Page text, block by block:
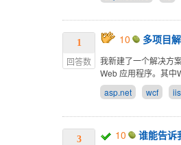
1
回答数
10 多项目
我新建了一个解决方
Web 应用程序。其中
asp.net
wcf iis
3 10 谁能告诉